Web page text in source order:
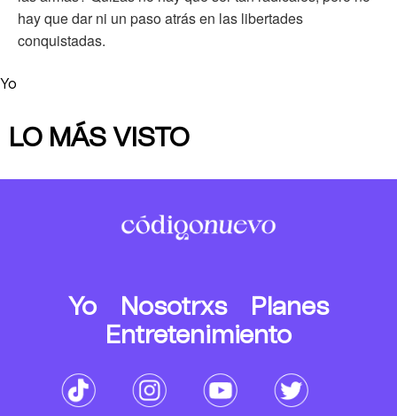
hay que dar ni un paso atrás en las libertades
conquistadas.
Yo
LO MÁS VISTO
Yo Nosotrxs
Planes
Entretenimiento